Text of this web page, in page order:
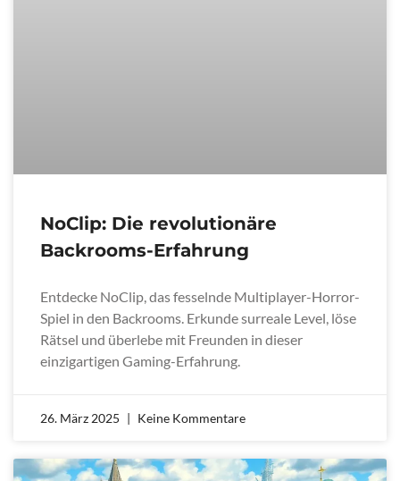
NoClip: Die revolutionäre
Backrooms-Erfahrung
Entdecke NoClip, das fesselnde Multiplayer-Horror-
Spiel in den Backrooms. Erkunde surreale Level, löse
Rätsel und überlebe mit Freunden in dieser
einzigartigen Gaming-Erfahrung.
26. März 2025 Keine Kommentare